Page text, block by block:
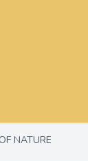
NATURE